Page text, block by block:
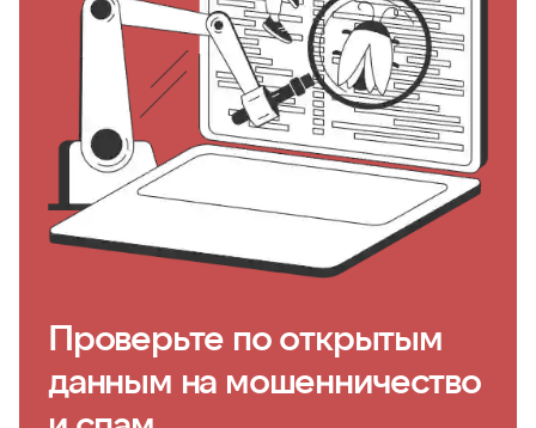
Проверьте по открытым
данным на мошенничество